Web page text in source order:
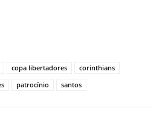
copa libertadores
corinthians
patrocínio santos